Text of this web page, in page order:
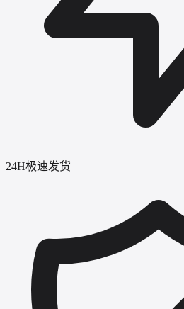
24H极速发货